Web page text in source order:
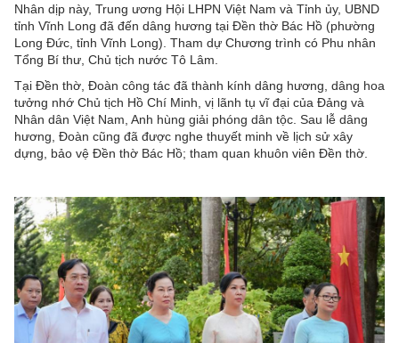
Nhân dịp này, Trung ương Hội LHPN Việt Nam và Tỉnh ủy, UBND
tỉnh Vĩnh Long đã đến dâng hương tại Đền thờ Bác Hồ (phường
Long Đức, tỉnh Vĩnh Long). Tham dự Chương trình có Phu nhân
Tổng Bí thư, Chủ tịch nước Tô Lâm.
Tại Đền thờ, Đoàn công tác đã thành kính dâng hương, dâng hoa
tưởng nhớ Chủ tịch Hồ Chí Minh, vị lãnh tụ vĩ đại của Đảng và
Nhân dân Việt Nam, Anh hùng giải phóng dân tộc. Sau lễ dâng
hương, Đoàn cũng đã được nghe thuyết minh về lịch sử xây
dựng, bảo vệ Đền thờ Bác Hồ; tham quan khuôn viên Đền thờ.